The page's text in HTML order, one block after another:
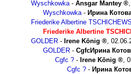
Wyschkowka - Ansgar Mantey
Wyschkowka - Ирина
Friederike Albertine
Friederike Albertine
GOLDER - Irene König
GOLDER - CgfcИрина
Cgfc ? - Irene König
Cgfc ? - Ирина